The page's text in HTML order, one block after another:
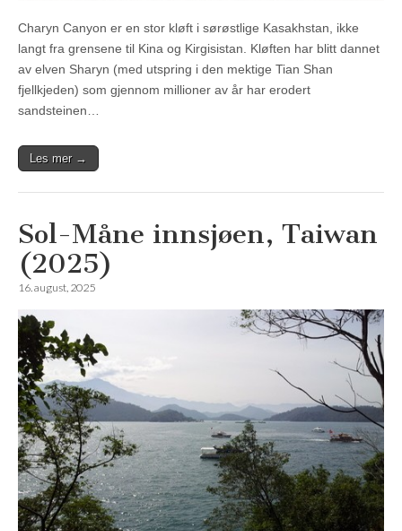
Charyn Canyon er en stor kløft i sørøstlige Kasakhstan, ikke
langt fra grensene til Kina og Kirgisistan. Kløften har blitt dannet
av elven Sharyn (med utspring i den mektige Tian Shan
fjellkjeden) som gjennom millioner av år har erodert
sandsteinen…
Les mer →
Sol-Måne innsjøen, Taiwan
(2025)
16. august, 2025